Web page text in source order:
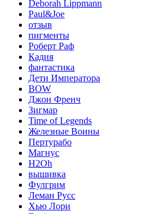
Deborah Lippmann
Paul&Joe
отзыв
пигменты
Роберт Раф
Кадия
фантастика
Дети Императора
BOW
Джон Френч
Зигмар
Time of Legends
Железные Воины
Пертурабо
Магнус
H2Oh
вышивка
Фулгрим
Леман Русс
Хью Лори